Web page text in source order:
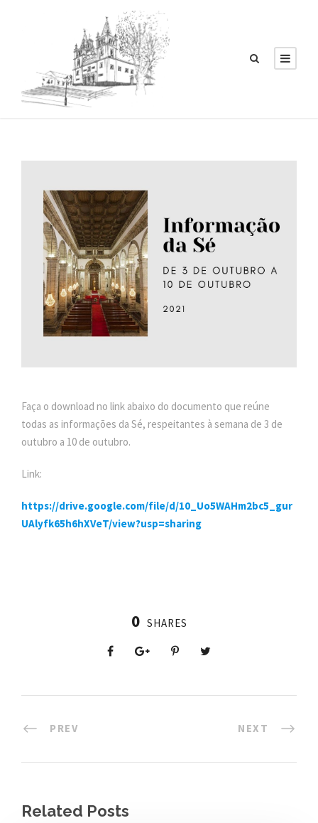
Faça o download no link abaixo do documento que reúne
todas as informações da Sé, respeitantes à semana de 3 de
outubro a 10 de outubro.
Link:
https://drive.google.com/file/d/10_Uo5WAHm2bc5_gur
UAlyfk65h6hXVeT/view?usp=sharing
0 SHARES
PREV NEXT
Related Posts